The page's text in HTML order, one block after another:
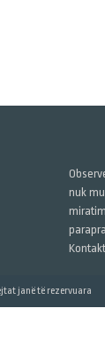
nuk
janë të rezervuara